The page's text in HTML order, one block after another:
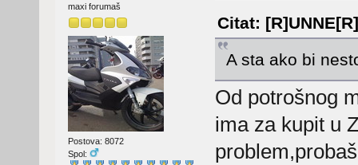
maxi forumaš
Postova: 8072
Spol:
Citat:
A sta ako bi
Od potrošnog
ima za kupit u